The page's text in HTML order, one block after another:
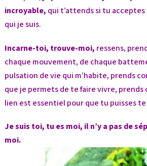
incroyable, qui t’attends si tu
qui je suis.
Incarne-toi, trouve-moi, ressens,
chaque mouvement, de chaque
pulsation de vie qui m’habite, prends
que je permets de te faire vivre,
lien est essentiel pour que tu puisses
Je suis toi, tu es moi, il n’y a pas de
moi.